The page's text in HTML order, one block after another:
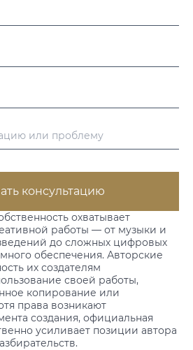
охватывает
работы — от музыки и
до сложных цифровых
обеспечения. Авторские
их создателям
своей работы,
копирование или
права возникают
создания, официальная
усиливает позиции автора
консультацию